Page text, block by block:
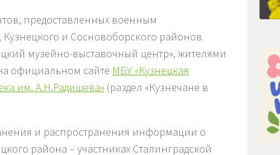
предоставленных военным
и Сосновоборского районов
музейно-выставочный центр», жителями
официальном сайте МБУ «Кузнецкая
им. А.Н.Радищева» (раздел «Кузнечане в
и распространения информации о
района – участниках Сталинградской